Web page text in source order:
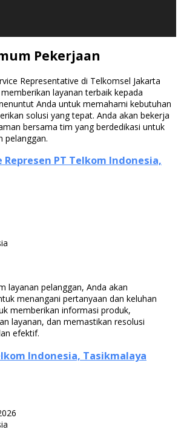
Pekerjaan
Representative di Telkomsel Jakarta
layanan terbaik kepada
Anda untuk memahami kebutuhan
solusi yang tepat. Anda akan bekerja
bersama tim yang berdedikasi untuk
pelanggan.
Represen PT Telkom Indonesia,
layanan pelanggan, Anda akan
menangani pertanyaan dan keluhan
memberikan informasi produk,
layanan, dan memastikan resolusi
efektif.
Indonesia, Tasikmalaya